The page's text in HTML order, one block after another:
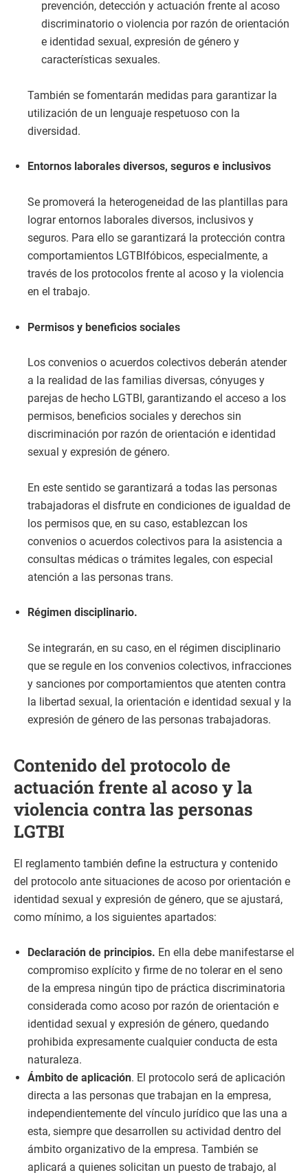
prevención, detección y actuación frente al acoso
discriminatorio o violencia por razón de orientación
e identidad sexual, expresión de género y
características sexuales.
También se fomentarán medidas para garantizar la
utilización de un lenguaje respetuoso con la
diversidad.
Entornos laborales diversos, seguros e inclusivos
Se promoverá la heterogeneidad de las plantillas para
lograr entornos laborales diversos, inclusivos y
seguros. Para ello se garantizará la protección contra
comportamientos LGTBIfóbicos, especialmente, a
través de los protocolos frente al acoso y la violencia
en el trabajo.
Permisos y beneficios sociales
Los convenios o acuerdos colectivos deberán atender
a la realidad de las familias diversas, cónyuges y
parejas de hecho LGTBI, garantizando el acceso a los
permisos, beneficios sociales y derechos sin
discriminación por razón de orientación e identidad
sexual y expresión de género.
En este sentido se garantizará a todas las personas
trabajadoras el disfrute en condiciones de igualdad de
los permisos que, en su caso, establezcan los
convenios o acuerdos colectivos para la asistencia a
consultas médicas o trámites legales, con especial
atención a las personas trans.
Régimen disciplinario.
Se integrarán, en su caso, en el régimen disciplinario
que se regule en los convenios colectivos, infracciones
y sanciones por comportamientos que atenten contra
la libertad sexual, la orientación e identidad sexual y la
expresión de género de las personas trabajadoras.
Contenido del protocolo de
actuación frente al acoso y la
violencia contra las personas
LGTBI
El reglamento también define la estructura y contenido
del protocolo ante situaciones de acoso por orientación e
identidad sexual y expresión de género, que se ajustará,
como mínimo, a los siguientes apartados:
Declaración de principios. En ella debe manifestarse el
compromiso explícito y firme de no tolerar en el seno
de la empresa ningún tipo de práctica discriminatoria
considerada como acoso por razón de orientación e
identidad sexual y expresión de género, quedando
prohibida expresamente cualquier conducta de esta
naturaleza.
Ámbito de aplicación. El protocolo será de aplicación
directa a las personas que trabajan en la empresa,
independientemente del vínculo jurídico que las una a
esta, siempre que desarrollen su actividad dentro del
ámbito organizativo de la empresa. También se
aplicará a quienes solicitan un puesto de trabajo, al